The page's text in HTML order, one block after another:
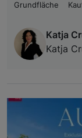
Grundfläche
Katja
Katja